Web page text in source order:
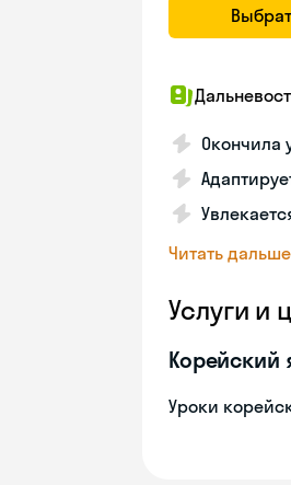
Окончила
Читать дальше
Услуги и
Корейский
Уроки